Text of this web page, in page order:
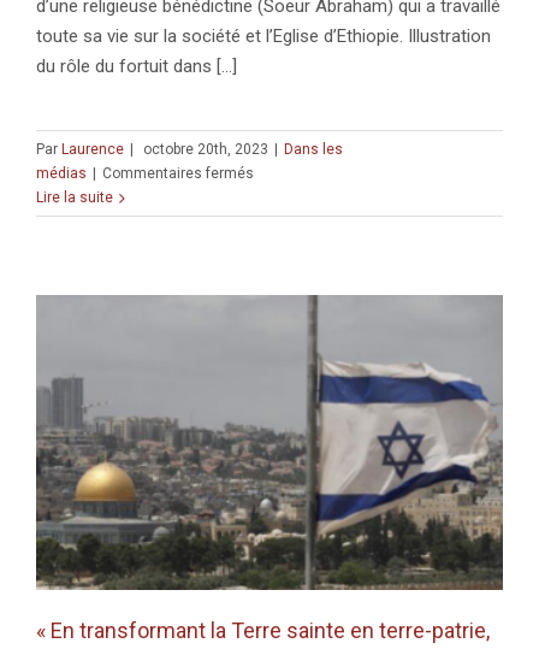
d’une religieuse bénédictine (Soeur Abraham) qui a travaillé
toute sa vie sur la société et l’Eglise d’Ethiopie. Illustration
du rôle du fortuit dans [...]
Par Laurence octobre 20th, 2023
Dans les
médias
Commentaires fermés
la
fonds
renouvelée
Ethiopiens
de
Jérusalem
Lire la suite
« En transformant la Terre sainte en terre-patrie,